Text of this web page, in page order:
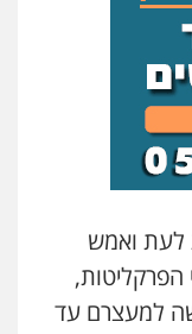
עבירות
לעת ואמש
למעצרם עד
אסירים
דין
תעבורה
וחקירות